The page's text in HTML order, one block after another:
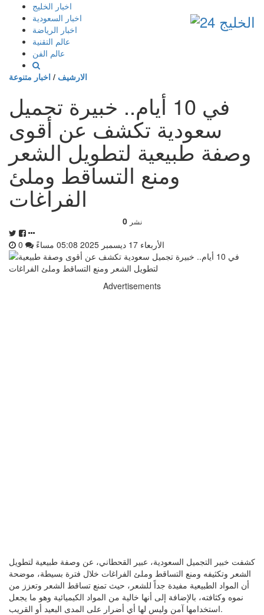
إذهب
المحتوى
اخبار الخليج
اخبار السعودية
اخبار الرياضة
عالم التقنية
عالم الفن
الارشيف / اخبار متنوعة
في 10 أيام.. خبيرة تجميل
سعودية تكشف عن أقوى
وصفة طبيعية لتطويل الشعر
ومنع التساقط وملئ
الفراغات
0 نشر
الأربعاء 17 ديسمبر 2025 05:08 مساءً
Advertisements
كشفت خبير التجميل السعودية، عبير القحطاني، عن وصفة طبيعية لتطويل
الشعر وتكثيفه ومنع التساقط وملئ الفراغات خلال فترة بسيطة، موضحة
أن المواد الطبيعية مفيدة جداً للشعر، حيث تمنع تساقط الشعر وتعزز من
نموه وكثافته، بالإضافة إلى أنها خالية من المواد الكيميائية وهو ما يجعل
استخدامها آمن وليس لها أي أضرار على المدى البعيد أو القريب.